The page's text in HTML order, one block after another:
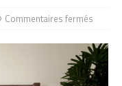
Commentaires fermés